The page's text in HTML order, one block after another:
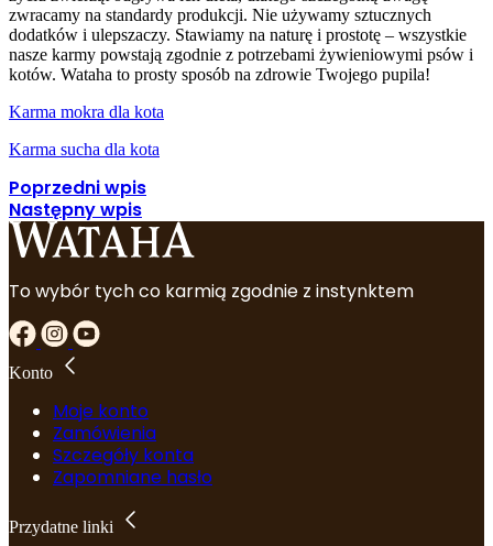
zwracamy na standardy produkcji. Nie używamy sztucznych
dodatków i ulepszaczy. Stawiamy na naturę i prostotę – wszystkie
nasze karmy powstają zgodnie z potrzebami żywieniowymi psów i
kotów. Wataha to prosty sposób na zdrowie Twojego pupila!
Karma mokra dla kota
Karma sucha dla kota
Poprzedni wpis
Następny wpis
To wybór tych co karmią zgodnie z instynktem
Konto
Moje konto
Zamówienia
Szczegóły konta
Zapomniane hasło
Przydatne linki